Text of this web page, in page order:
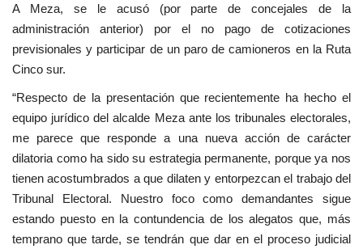
A Meza, se le acusó (por parte de concejales de la
administración anterior) por el no pago de cotizaciones
previsionales y participar de un paro de camioneros en la Ruta
Cinco sur.
“Respecto de la presentación que recientemente ha hecho el
equipo jurídico del alcalde Meza ante los tribunales electorales,
me parece que responde a una nueva acción de carácter
dilatoria como ha sido su estrategia permanente, porque ya nos
tienen acostumbrados a que dilaten y entorpezcan el trabajo del
Tribunal Electoral. Nuestro foco como demandantes sigue
estando puesto en la contundencia de los alegatos que, más
temprano que tarde, se tendrán que dar en el proceso judicial